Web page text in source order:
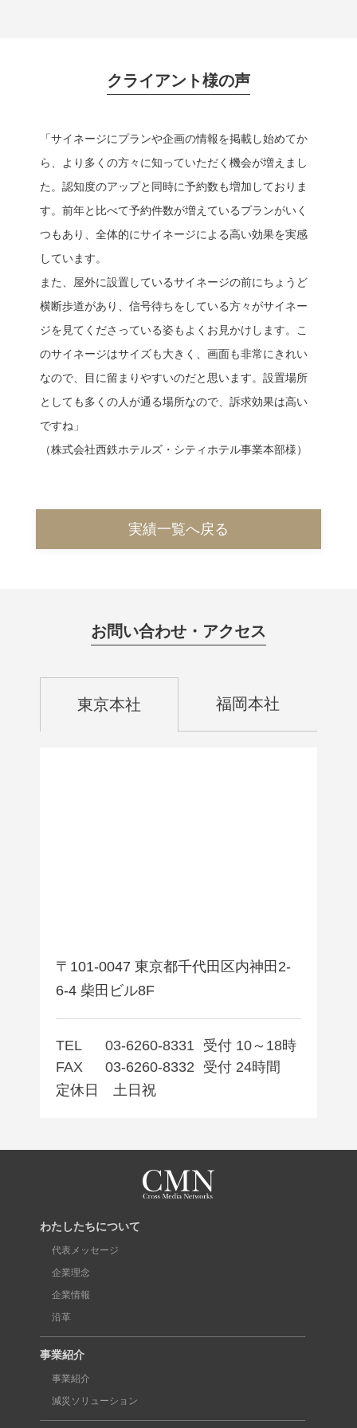
クライアント様の声
「サイネージにプランや企画の情報を掲載し始めてか
ら、より多くの方々に知っていただく機会が増えまし
た。認知度のアップと同時に予約数も増加しておりま
す。前年と比べて予約件数が増えているプランがいく
つもあり、全体的にサイネージによる高い効果を実感
しています。
また、屋外に設置しているサイネージの前にちょうど
横断歩道があり、信号待ちをしている方々がサイネー
ジを見てくださっている姿もよくお見かけします。こ
のサイネージはサイズも大きく、画面も非常にきれい
なので、目に留まりやすいのだと思います。設置場所
としても多くの人が通る場所なので、訴求効果は高い
ですね」
（株式会社西鉄ホテルズ・シティホテル事業本部様）
実績一覧へ戻る
お問い合わせ・アクセス
東京本社 福岡本社
〒101-0047 東京都千代田区内神田2-
6-4 柴田ビル8F
TEL 03-6260-8331
受付 10～18時
FAX
03-6260-8332
受付 24時間
定休日 土日祝
わたしたちについて
代表メッセージ
企業理念
企業情報
沿革
事業紹介
事業紹介
減災ソリューション